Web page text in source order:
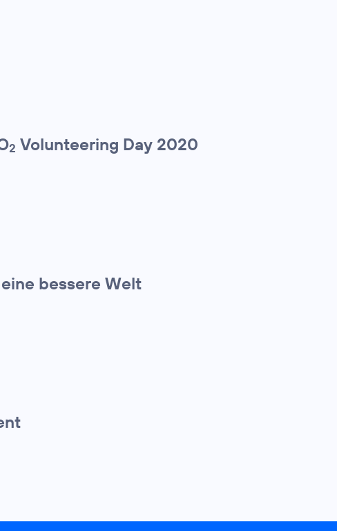
2 Volunteering Day 2020
bessere Welt